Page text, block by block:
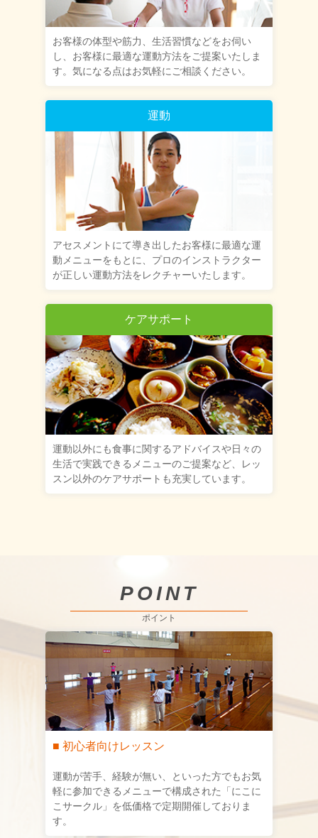
お客様の体型や筋力、生活習慣などをお伺い
し、お客様に最適な運動方法をご提案いたしま
す。気になる点はお気軽にご相談ください。
運動
アセスメントにて導き出したお客様に最適な運
動メニューをもとに、プロのインストラクター
が正しい運動方法をレクチャーいたします。
ケアサポート
運動以外にも食事に関するアドバイスや日々の
生活で実践できるメニューのご提案など、レッ
スン以外のケアサポートも充実しています。
POINT
ポイント
■ 初心者向けレッスン
運動が苦手、経験が無い、といった方でもお気
軽に参加できるメニューで構成された「にこに
こサークル」を低価格で定期開催しておりま
す。